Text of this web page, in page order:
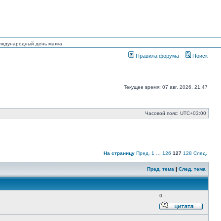
день маяка
Правила форума Поиск
Текущее время: 07 авг, 2026, 21:47
Часовой пояс: UTC+03:00
На страницу Пред. 1 126 127 128 След.
Пред. тема | След. тема
0